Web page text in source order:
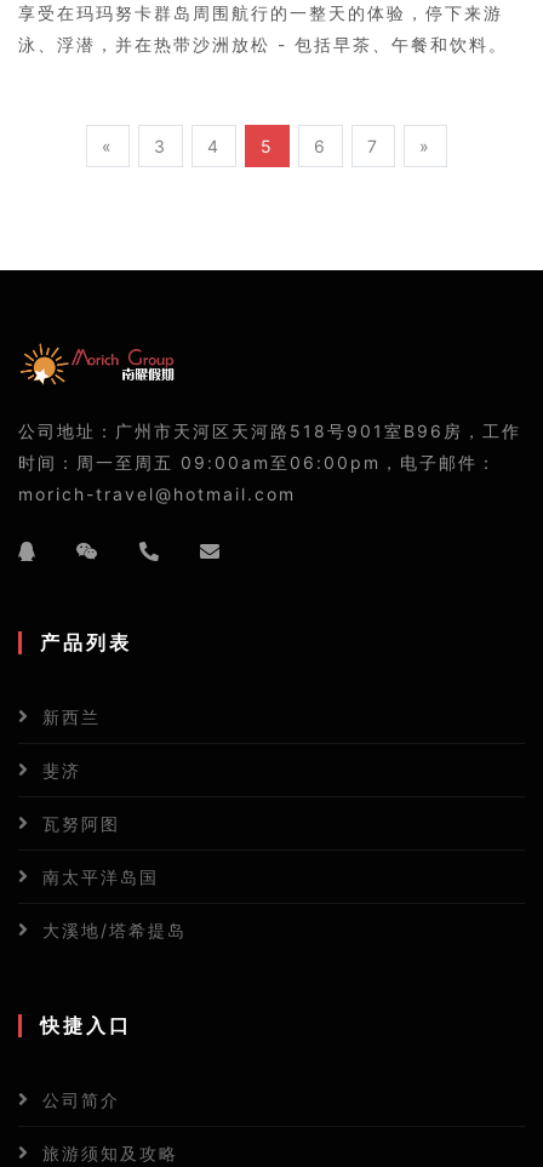
享受在玛玛努卡群岛周围航行的一整天的体验，停下来游
泳、浮潜，并在热带沙洲放松 - 包括早茶、午餐和饮料。
« 3 4 5 6 7 »
公司地址：广州市天河区天河路518号901室B96房，工作
时间：周一至周五 09:00am至06:00pm，电子邮件：
morich-travel@hotmail.com
产品列表
新西兰
斐济
瓦努阿图
南太平洋岛国
大溪地/塔希提岛
快捷入口
公司简介
旅游须知及攻略